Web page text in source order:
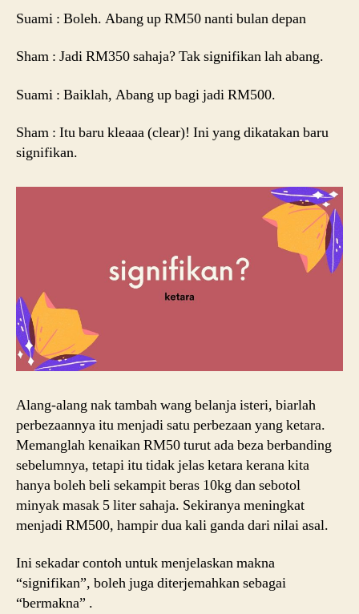
Suami : Boleh. Abang up RM50 nanti bulan depan
Sham : Jadi RM350 sahaja? Tak signifikan lah abang.
Suami : Baiklah, Abang up bagi jadi RM500.
Sham : Itu baru kleaaa (clear)! Ini yang dikatakan baru
signifikan.
Alang-alang nak tambah wang belanja isteri, biarlah
perbezaannya itu menjadi satu perbezaan yang ketara.
Memanglah kenaikan RM50 turut ada beza berbanding
sebelumnya, tetapi itu tidak jelas ketara kerana kita
hanya boleh beli sekampit beras 10kg dan sebotol
minyak masak 5 liter sahaja. Sekiranya meningkat
menjadi RM500, hampir dua kali ganda dari nilai asal.
Ini sekadar contoh untuk menjelaskan makna
“signifikan”, boleh juga diterjemahkan sebagai
“bermakna” .